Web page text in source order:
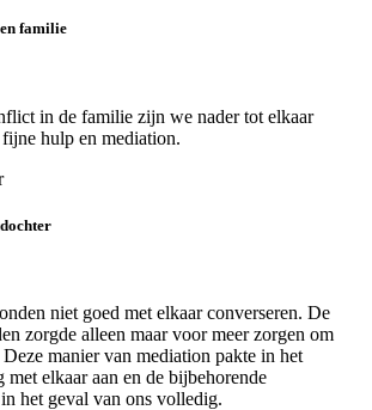
familie
in de familie zijn we nader tot elkaar
hulp en mediation.
niet goed met elkaar converseren. De
zorgde alleen maar voor meer zorgen om
manier van mediation pakte in het
met elkaar aan en de bijbehorende
het geval van ons volledig.